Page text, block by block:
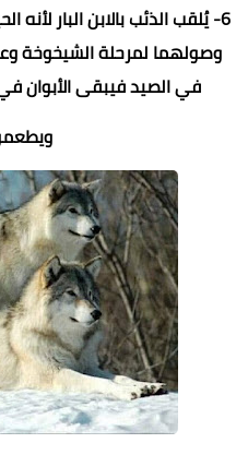
6- يُلقب الذئب بالابن البار لأنه
وصولهما لمرحلة الشيخوخة
في الصيد فيبقى الأبوان